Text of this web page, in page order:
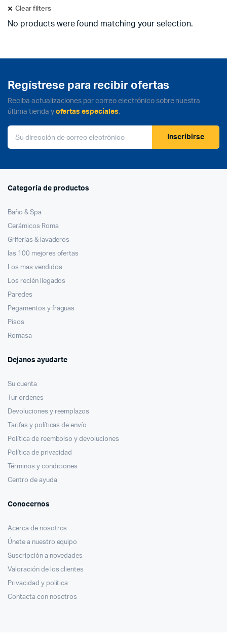
Clear filters
No products were found matching your selection.
Regístrese para recibir ofertas
Reciba actualizaciones por correo electrónico sobre nuestra
última tienda y ofertas especiales.
Inscribirse
Categoría de productos
Baño & Spa
Cerámicos Roma
Griferías & lavaderos
las 100 mejores ofertas
Los mas vendidos
Los recién llegados
Paredes
Pegamentos y fraguas
Pisos
Romasa
Dejanos ayudarte
Su cuenta
Tur ordenes
Devoluciones y reemplazos
Tarifas y políticas de envío
Política de reembolso y devoluciones
Política de privacidad
Términos y condiciones
Centro de ayuda
Conocernos
Acerca de nosotros
Únete a nuestro equipo
Suscripción a novedades
Valoración de los clientes
Privacidad y politica
Contacta con nosotros